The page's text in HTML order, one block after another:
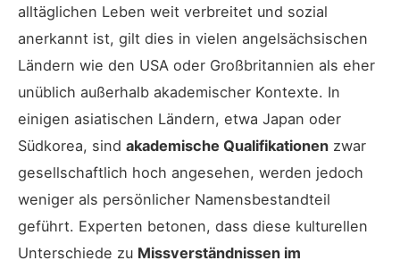
alltäglichen Leben weit verbreitet und sozial
anerkannt ist, gilt dies in vielen angelsächsischen
Ländern wie den USA oder Großbritannien als eher
unüblich außerhalb akademischer Kontexte. In
einigen asiatischen Ländern, etwa Japan oder
Südkorea, sind akademische Qualifikationen zwar
gesellschaftlich hoch angesehen, werden jedoch
weniger als persönlicher Namensbestandteil
geführt. Experten betonen, dass diese kulturellen
Unterschiede zu Missverständnissen im